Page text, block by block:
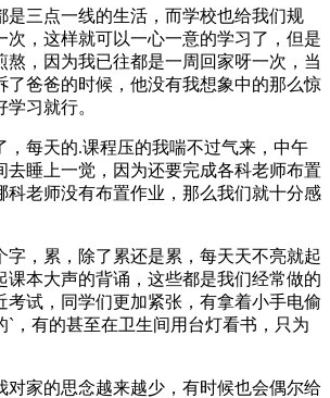
是三点一线的生活，而学校也给我们规
次，这样就可以一心一意的学习了，但是
熬，因为我已往都是一周回家呀一次，当
了爸爸的时候，他没有我想象中的那么惊
习就行。
，每天的.课程压的我喘不过气来，中午
去睡上一觉，因为还要完成各科老师布置
科老师没有布置作业，那么我们就十分感
字，累，除了累还是累，每天天不亮就起
课本大声的背诵，这些都是我们经常做的
考试，同学们更加紧张，有拿着小手电偷
`，有的甚至在卫生间用台灯看书，只为
对家的思念越来越少，有时候也会偶尔给